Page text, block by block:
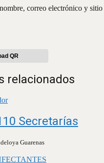
correo electrónico y
QR
relacionados
Secretarías
Guarenas